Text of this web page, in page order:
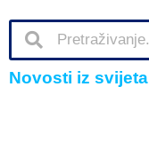
Novosti iz svijeta